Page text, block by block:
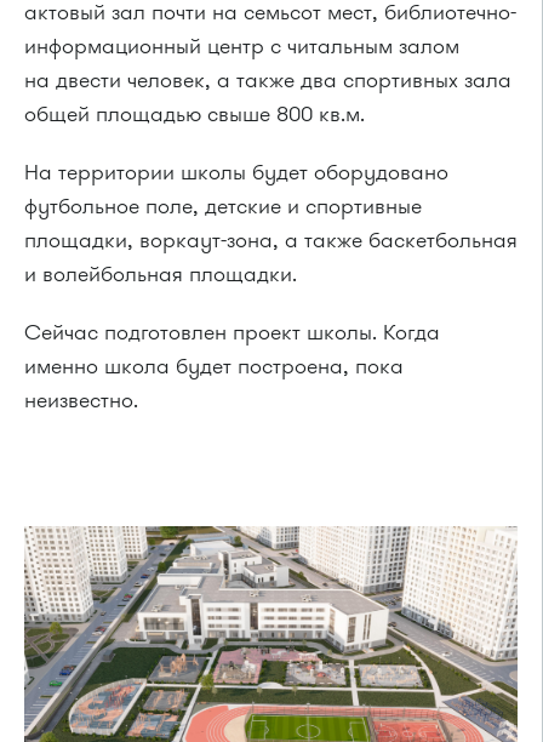
актовый зал почти на семьсот мест, библиотечно-
информационный центр с читальным залом
на двести человек, а также два спортивных зала
общей площадью свыше 800 кв.м.
На территории школы будет оборудовано
футбольное поле, детские и спортивные
площадки, воркаут-зона, а также баскетбольная
и волейбольная площадки.
Сейчас подготовлен проект школы. Когда
именно школа будет построена, пока
неизвестно.